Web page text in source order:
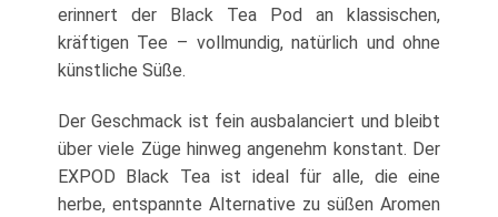
erinnert der Black Tea Pod an klassischen,
kräftigen Tee – vollmundig, natürlich und ohne
künstliche Süße.
Der Geschmack ist fein ausbalanciert und bleibt
über viele Züge hinweg angenehm konstant. Der
EXPOD Black Tea ist ideal für alle, die eine
herbe, entspannte Alternative zu süßen Aromen